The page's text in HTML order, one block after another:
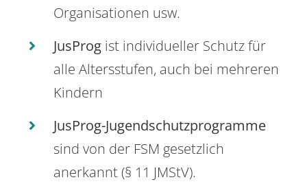
Organisationen usw.
JusProg ist individueller Schutz für
alle Altersstufen, auch bei mehreren
Kindern
JusProg-Jugendschutzprogramme
sind von der FSM gesetzlich
anerkannt (§ 11 JMStV).